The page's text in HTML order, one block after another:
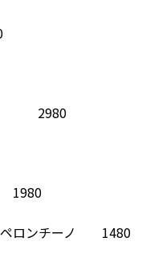
ー 2980
1980
ペロンチーノ 1480